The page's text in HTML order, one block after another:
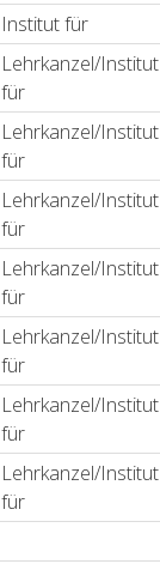
Institut für
Lehrkanzel/Institut
für
Lehrkanzel/Institut
für
Lehrkanzel/Institut
für
Lehrkanzel/Institut
für
Lehrkanzel/Institut
für
Lehrkanzel/Institut
für
Lehrkanzel/Institut
für